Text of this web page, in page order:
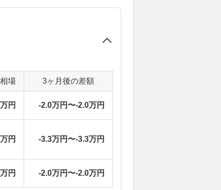
場 3ヶ月後の差額
円 -2.0万円〜-2.0万円
円 -3.3万円〜-3.3万円
円 -2.0万円〜-2.0万円